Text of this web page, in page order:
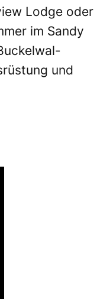
Lodge oder
im Sandy
und